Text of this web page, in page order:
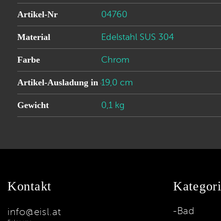
Artikel-Nr 04760
Material Edelstahl SUS 304
Farbe Chrom
Artikel-Ausladung in cm19,0 cm
Gewicht 0,1 kg
Kontakt
info@eisl.at Bad